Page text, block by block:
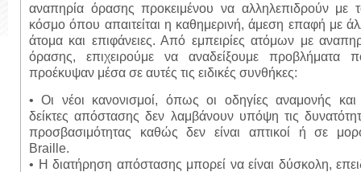
αναπηρία όρασης προκειμένου να αλληλεπιδρούν με
κόσμο όπου απαιτείται η καθημερινή, άμεση επαφή με
άτομα και επιφάνειες. Από εμπειρίες ατόμων με
όρασης, επιχειρούμε να αναδείξουμε προβλήματα
προέκυψαν μέσα σε αυτές τις ειδικές συνθήκες:
• Οι νέοι κανονισμοί, όπως οι οδηγίες αναμονής και
δείκτες απόστασης δεν λαμβάνουν υπόψη τις
προσβασιμότητας καθώς δεν είναι απτικοί ή σε
Braille.
• Η διατήρηση απόστασης μπορεί να είναι δύσκολη,